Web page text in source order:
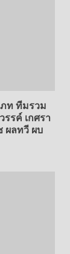
ท ทีมรวม
รค์ เกศรา
ผลทวี ผบ